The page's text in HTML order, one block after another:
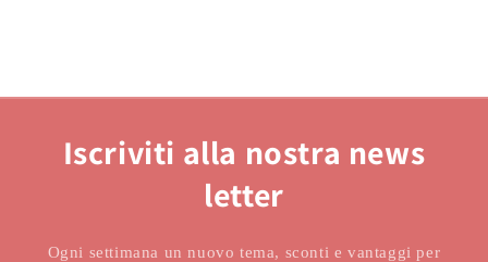
Iscriviti alla nostra news
letter
Ogni settimana un nuovo tema, sconti e vantaggi per